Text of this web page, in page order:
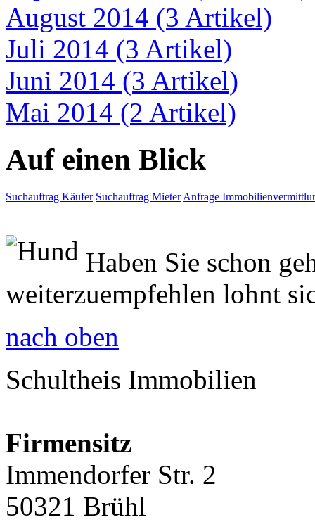
August 2014 (3 Artikel)
Juli 2014 (3 Artikel)
Juni 2014 (3 Artikel)
Mai 2014 (2 Artikel)
Auf einen Blick
Suchauftrag Käufer Suchauftrag Mieter Anfrage
Haben Sie schon
weiterzuempfehlen lohnt
nach oben
Schultheis Immobilien
Firmensitz
Immendorfer Str. 2
50321 Brühl